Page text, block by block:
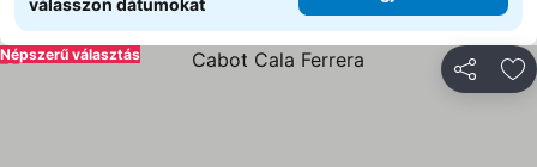
válasszon dátumokat
Népszerű választás